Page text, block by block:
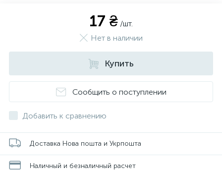
17 ₴ /шт.
Нет в наличии
Купить
Сообщить о поступлении
Добавить к сравнению
Доставка Нова пошта и Укрпошта
Наличный и безналичный расчет